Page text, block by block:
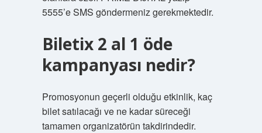
5555’e SMS göndermeniz gerekmektedir.
Biletix 2 al 1 öde
kampanyası nedir?
Promosyonun geçerli olduğu etkinlik, kaç
bilet satılacağı ve ne kadar süreceği
tamamen organizatörün takdirindedir.